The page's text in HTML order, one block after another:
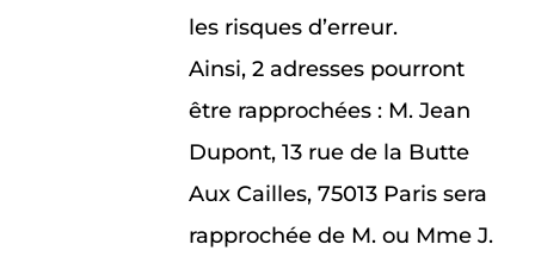
les risques d’erreur.
Ainsi, 2 adresses pourront
être rapprochées : M. Jean
Dupont, 13 rue de la Butte
Aux Cailles, 75013 Paris sera
rapprochée de M. ou Mme J.